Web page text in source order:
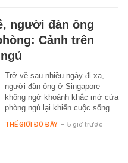
người đàn ông
Cảnh trên
Trở về sau nhiều ngày đi xa,
người đàn ông ở Singapore
không ngờ khoảnh khắc mở cửa
phòng ngủ lại khiến cuộc sống…
THẾ GIỚI ĐÓ ĐÂY - 5 giờ trước